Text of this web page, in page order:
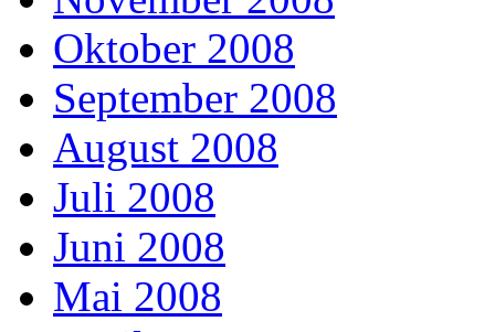
Oktober 2008
September 2008
August 2008
Juli 2008
Juni 2008
Mai 2008